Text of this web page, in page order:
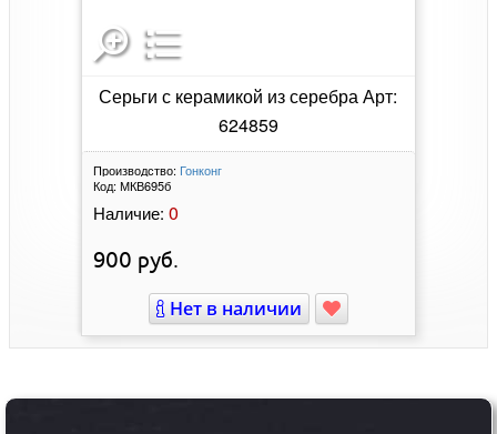
Серьги с керамикой из серебра Арт:
624859
Производство: Гонконг
Код: МКВ695б
Наличие: 0
900 руб.
Нет в наличии